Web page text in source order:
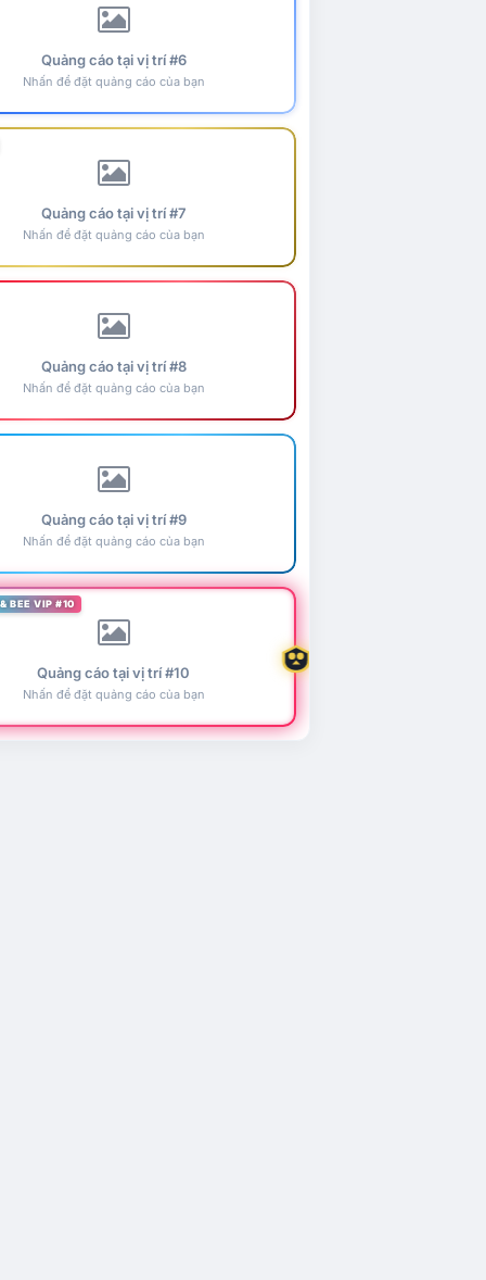
Quảng cáo tại vị trí #6
Nhấn để đặt quảng cáo của bạn
Quảng cáo tại vị trí #7
Nhấn để đặt quảng cáo của bạn
Quảng cáo tại vị trí #8
Nhấn để đặt quảng cáo của bạn
Quảng cáo tại vị trí #9
Nhấn để đặt quảng cáo của bạn
BEE VIP #10
Quảng cáo tại vị trí #10
Nhấn để đặt quảng cáo của bạn